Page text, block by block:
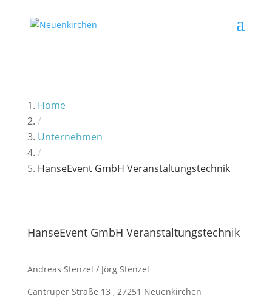
Home
/
Unternehmen
/
HanseEvent GmbH Veranstaltungstechnik
HanseEvent GmbH Veranstaltungstechnik
Andreas Stenzel / Jörg Stenzel
Cantruper Straße 13 , 27251 Neuenkirchen